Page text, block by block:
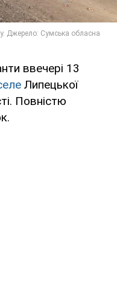
ввечері 13
Липецької
Повністю